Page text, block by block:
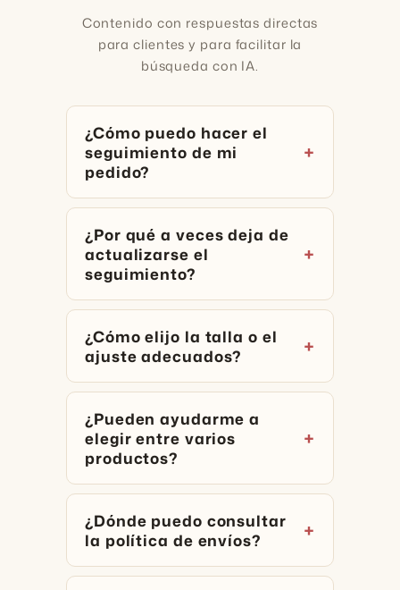
Contenido con respuestas directas
para clientes y para facilitar la
búsqueda con IA.
¿Cómo puedo hacer el
seguimiento de mi
pedido?
¿Por qué a veces deja de
actualizarse el
seguimiento?
¿Cómo elijo la talla o el
ajuste adecuados?
¿Pueden ayudarme a
elegir entre varios
productos?
¿Dónde puedo consultar
la política de envíos?